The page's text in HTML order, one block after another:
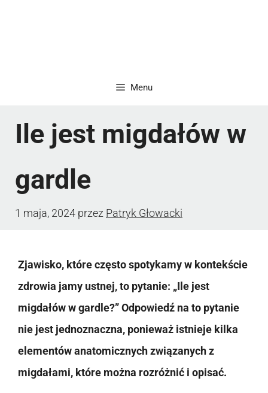
Menu
Ile jest migdałów w
gardle
1 maja, 2024 przez Patryk Głowacki
Zjawisko, które często spotykamy w kontekście
zdrowia jamy ustnej, to pytanie: „Ile jest
migdałów w gardle?” Odpowiedź na to pytanie
nie jest jednoznaczna, ponieważ istnieje kilka
elementów anatomicznych związanych z
migdałami, które można rozróżnić i opisać.